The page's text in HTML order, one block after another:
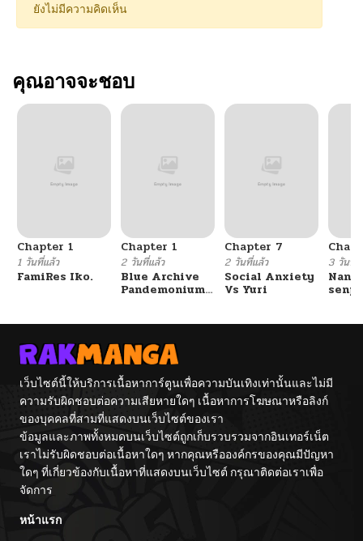
ยังไม่มีความคิดเห็น
คุณอาจจะชอบ
Chapter 1
1 วันที่แล้ว
FamiRes Iko.
Chapter 1
2 วันที่แล้ว
Blue Archive
Pandemonium
Chapter 7
2 วันที่แล้ว
Social Anxiety
Vs Yuri
3 วันที่
เว็บไซต์นี้ให้บริการเนื้อหาการ์ตูนเพื่อความบันเทิงเท่านั้นและไม่มี
ความรับผิดชอบต่อความเสียหายใดๆ เนื้อหาการโฆษณาหรือลิงก์
ของบุคคลที่สามที่แสดงบนเว็บไซต์ของเรา
ข้อมูลและภาพทั้งหมดบนเว็บไซต์ถูกเก็บรวบรวมจากอินเทอร์เน็ต
เราไม่รับผิดชอบต่อเนื้อหาใดๆ หากคุณหรือองค์กรของคุณมีปัญหา
ใดๆ ที่เกี่ยวข้องกับเนื้อหาที่แสดงบนเว็บไซต์ กรุณาติดต่อเราเพื่อ
จัดการ
หน้าแรก